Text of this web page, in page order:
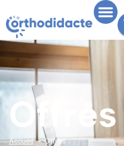
Offres
Accueil Offres